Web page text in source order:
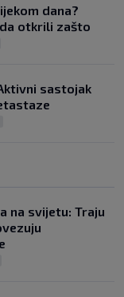
dana?
otkrili zašto
sastojak
na svijetu: Traju